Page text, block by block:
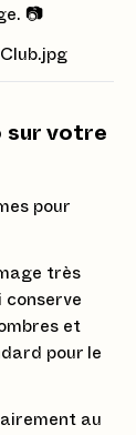
📷
sur votre
pour
très
conserve
et
pour le
au